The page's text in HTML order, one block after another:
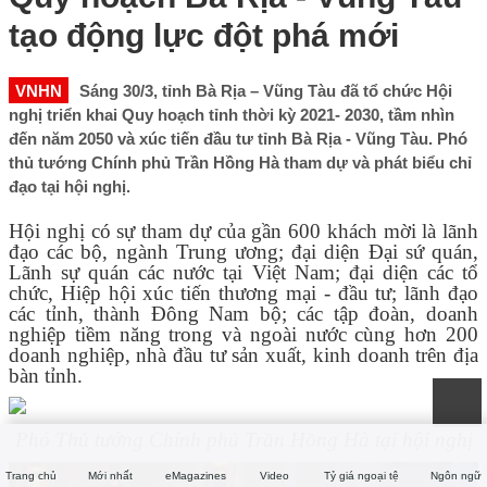
tạo động lực đột phá mới
VNHN
Sáng 30/3, tỉnh Bà Rịa – Vũng Tàu đã tổ chức Hội
nghị triển khai Quy hoạch tỉnh thời kỳ 2021- 2030, tầm nhìn
đến năm 2050 và xúc tiến đầu tư tỉnh Bà Rịa - Vũng Tàu. Phó
thủ tướng Chính phủ Trần Hồng Hà tham dự và phát biểu chỉ
đạo tại hội nghị.
Hội nghị có sự tham dự của gần 600 khách mời là lãnh
đạo các bộ, ngành Trung ương; đại diện Đại sứ quán,
Lãnh sự quán các nước tại Việt Nam; đại diện các tổ
chức, Hiệp hội xúc tiến thương mại - đầu tư; lãnh đạo
các tỉnh, thành Đông Nam bộ; các tập đoàn, doanh
nghiệp tiềm năng trong và ngoài nước cùng hơn 200
doanh nghiệp, nhà đầu tư sản xuất, kinh doanh trên địa
bàn tỉnh.
Trang chủ Mới nhất eMagazines Video Tỷ giá ngoại tệ Ngôn ngữ